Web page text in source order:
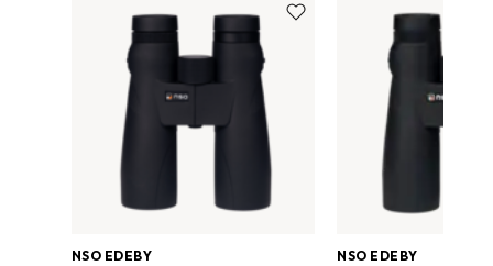
NSO EDEBY NSO EDEBY